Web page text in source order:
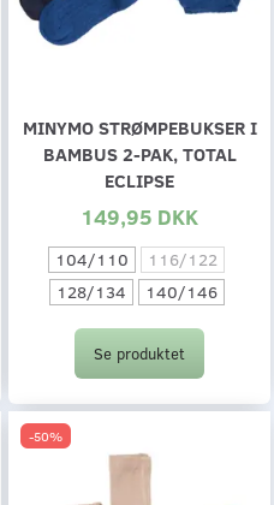
MINYMO STRØMPEBUKSER I
BAMBUS 2-PAK, TOTAL
ECLIPSE
149,95 DKK
104/110
116/122
128/134
140/146
Se produktet
-50%